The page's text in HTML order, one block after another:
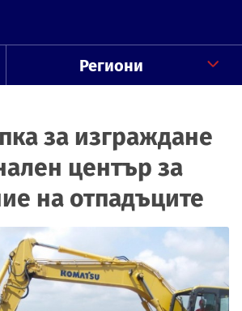
Региони
за изграждане
център за
на отпадъците